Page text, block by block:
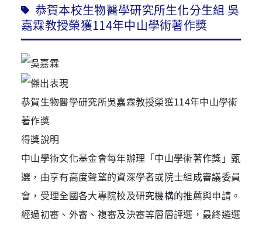
恭賀本校生物醫學研究所生化分生組 吳
嘉霖教授榮獲114年中山學術著作獎
恭賀生物醫學研究所吳嘉霖教授榮獲114年中山學術
著作獎
得獎說明
中山學術文化基金會每年辦理「中山學術著作獎」甄
選，由享有高度聲望的資深學者或院士組成審議委員
會，受理全國各大專院校及研究機構的推薦與申請。
經過初審、外審、複審及決審等層層評選，最終遴選